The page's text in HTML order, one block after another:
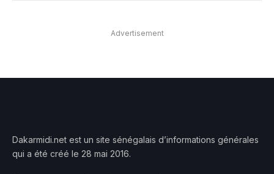
Advertisement
Dakarmidi.net est un site sénégalais d’informations générales
qui a été créé le 28 mai 2016.